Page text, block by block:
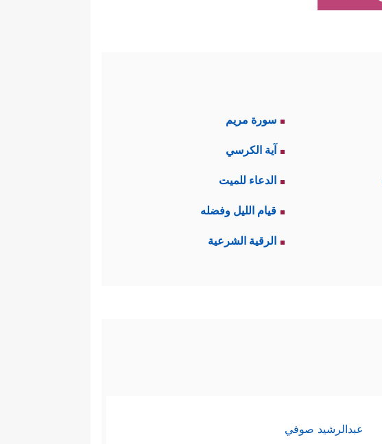
سورة مريم
آية الكرسي
الدعاء للميت
قيام الليل وفضله
الرقية الشرعية
عبدالرشيد صوفي